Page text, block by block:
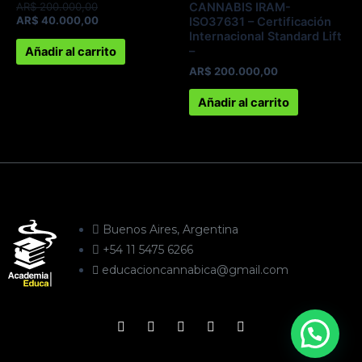
AR$200.000,00
AR$ 40.000,00
Añadir al carrito
CANNABIS IRAM-
ISO37631 – Certificación
Internacional Standard Lift
–
AR$ 200.000,00
Añadir al carrito
Buenos Aires, Argentina
+54 11 5475 6266
educacioncannabica@gmail.com
F
a
Y
o
I
n
T
e
W
h